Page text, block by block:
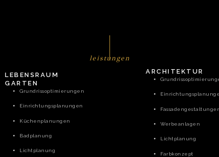
leistungen
LEBENSRAUM
GARTEN
Grundrissoptimierungen
Einrichtungsplanungen
Küchenplanungen
Badplanung
Lichtplanung
ARCHITEKTUR
Werbeanlagen
Lichtplanung
Farbkonzept